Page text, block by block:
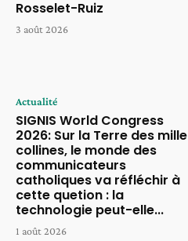
Rosselet-Ruiz
3 août 2026
Actualité
SIGNIS World Congress
2026: Sur la Terre des mille
collines, le monde des
communicateurs
catholiques va réfléchir à
cette quetion : la
technologie peut-elle...
1 août 2026